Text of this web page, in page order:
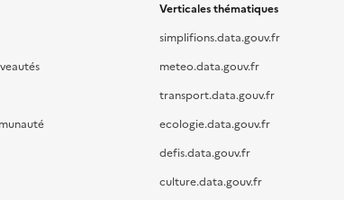
Verticales thématiques
simplifions.data.gouv.fr
meteo.data.gouv.fr
transport.data.gouv.fr
ecologie.data.gouv.fr
defis.data.gouv.fr
culture.data.gouv.fr